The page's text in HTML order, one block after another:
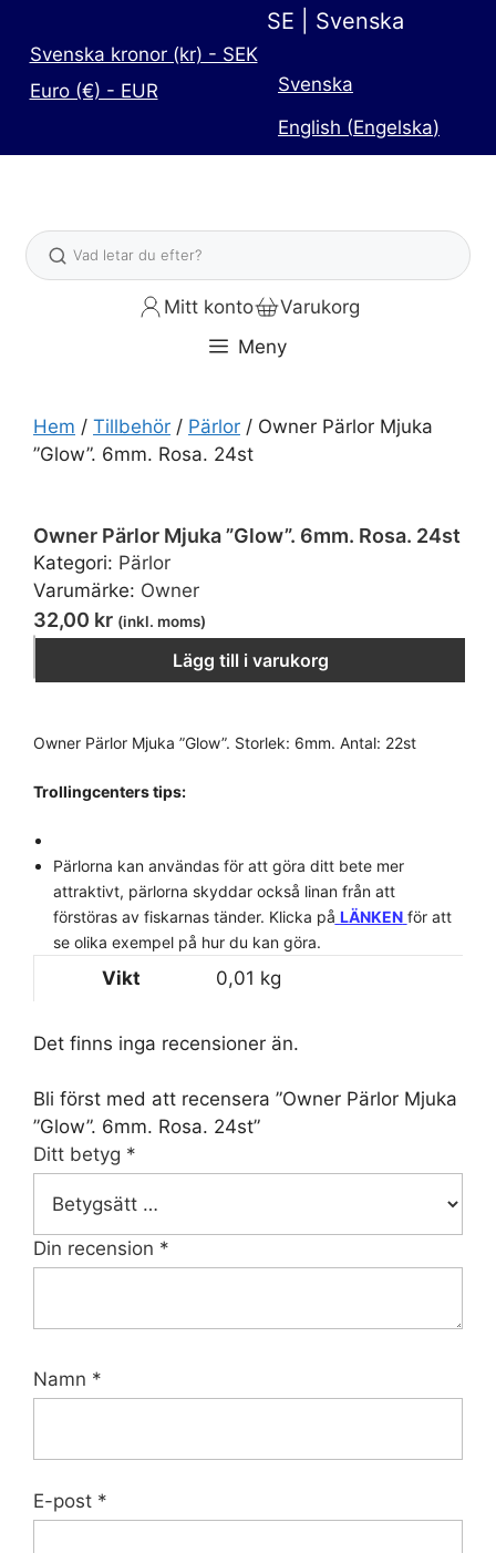
innehåll
Svenska kronor (kr) - SEK
Euro (€) - EUR
SE | Svenska
Svenska
English (Engelska)
Mitt konto
Varukorg
Meny
Hem / Tillbehör / Pärlor / Owner Pärlor Mjuka
”Glow”. 6mm. Rosa. 24st
Owner Pärlor Mjuka ”Glow”. 6mm. Rosa. 24st
32,00 kr (inkl. moms)
Owner Pärlor Mjuka "Glow". 6mm. Rosa. 24st
Lägg till i varukorg
Kategori: Pärlor
Varumärke: Owner
Owner Pärlor Mjuka ”Glow”. Storlek: 6mm. Antal: 22st
Trollingcenters tips:
Pärlorna kan användas för att göra ditt bete mer
attraktivt, pärlorna skyddar också linan från att
förstöras av fiskarnas tänder. Klicka på LÄNKEN för att
se olika exempel på hur du kan göra.
Vikt 0,01 kg
Det finns inga recensioner än.
Bli först med att recensera ”Owner Pärlor Mjuka
”Glow”. 6mm. Rosa. 24st”
Ditt betyg *
Din recension *
Namn *
E-post *